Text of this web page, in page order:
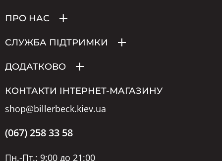
ПРО НАС
СЛУЖБА ПІДТРИМКИ
ДОДАТКОВО
КОНТАКТИ ІНТЕРНЕТ-МАГАЗИНУ
shop@billerbeck.kiev.ua
(067) 258 33 58
Пн.-Пт.: 9:00 до 21:00